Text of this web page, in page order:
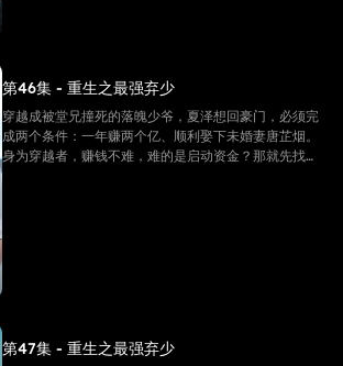
第46集 - 重生之最强弃少
穿越成被堂兄撞死的落魄少爷，夏泽想回豪门，必须完
成两个条件：一年赚两个亿、顺利娶下未婚妻唐芷烟。
身为穿越者，赚钱不难，难的是启动资金？那就先找未
婚妻借个五千万！
第47集 - 重生之最强弃少